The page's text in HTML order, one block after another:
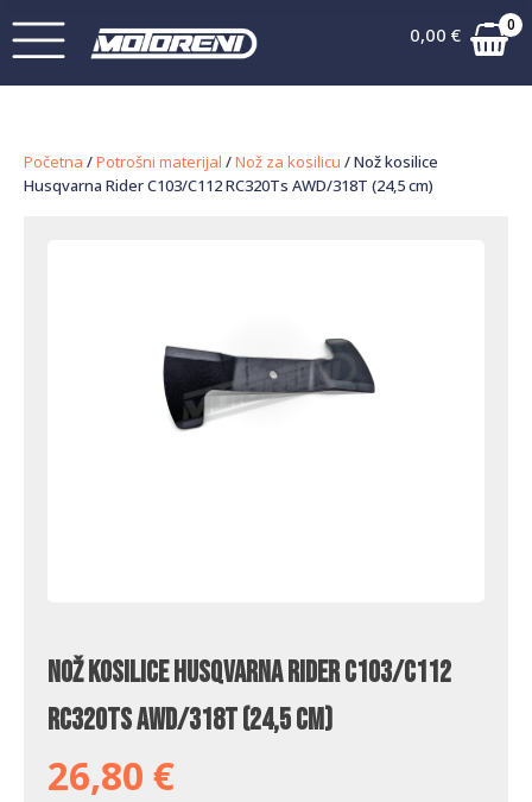
0,00 € 0
Početna /Potrošni materijal /Nož za kosilicu / Nož kosilice
Husqvarna Rider C103/C112 RC320Ts AWD/318T (24,5 cm)
Nož kosilice Husqvarna Rider C103/C112
RC320Ts AWD/318T (24,5 cm)
26,80 €